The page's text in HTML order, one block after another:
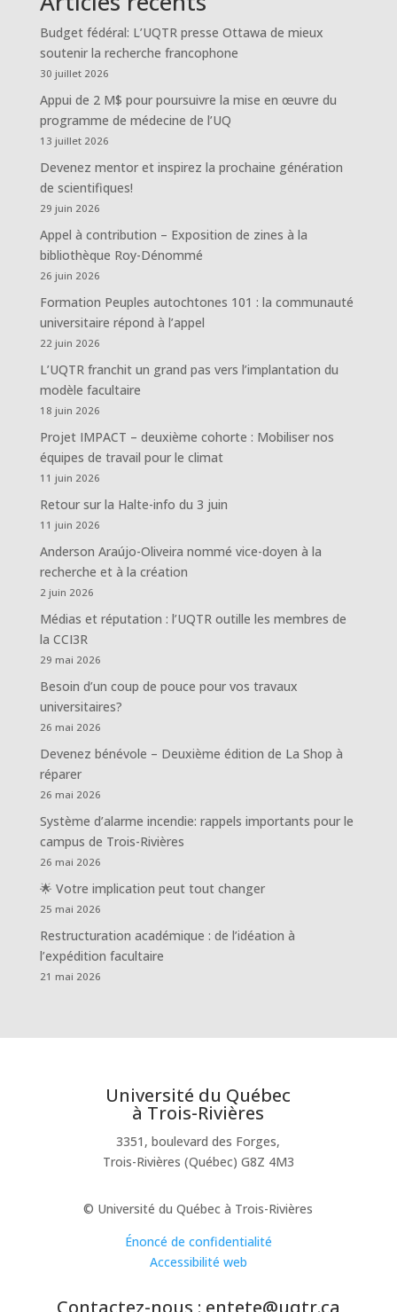
Budget fédéral: L’UQTR presse Ottawa de mieux
soutenir la recherche francophone
30 juillet 2026
Appui de 2 M$ pour poursuivre la mise en œuvre du
programme de médecine de l’UQ
13 juillet 2026
Devenez mentor et inspirez la prochaine génération
de scientifiques!
29 juin 2026
Appel à contribution – Exposition de zines à la
bibliothèque Roy-Dénommé
26 juin 2026
Formation Peuples autochtones 101 : la communauté
universitaire répond à l’appel
22 juin 2026
L’UQTR franchit un grand pas vers l’implantation du
modèle facultaire
18 juin 2026
Projet IMPACT – deuxième cohorte : Mobiliser nos
équipes de travail pour le climat
11 juin 2026
Retour sur la Halte-info du 3 juin
11 juin 2026
Anderson Araújo-Oliveira nommé vice-doyen à la
recherche et à la création
2 juin 2026
Médias et réputation : l’UQTR outille les membres de
la CCI3R
29 mai 2026
Besoin d’un coup de pouce pour vos travaux
universitaires?
26 mai 2026
Devenez bénévole – Deuxième édition de La Shop à
réparer
26 mai 2026
Système d’alarme incendie: rappels importants pour le
campus de Trois-Rivières
26 mai 2026
🌟 Votre implication peut tout changer
25 mai 2026
Restructuration académique : de l’idéation à
l’expédition facultaire
21 mai 2026
Université du Québec
à Trois-Rivières
3351, boulevard des Forges,
Trois-Rivières (Québec) G8Z 4M3
© Université du Québec à Trois-Rivières
Énoncé de confidentialité
Accessibilité web
Contactez-nous : entete@uqtr.ca